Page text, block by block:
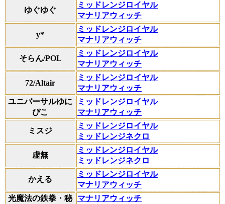
ゆぐゆぐ
ミッドレンジロイヤル
マナリアウィッチ
y*
ミッドレンジロイヤル
マナリアウィッチ
そらん/POL
ミッドレンジロイヤル
マナリアウィッチ
72/Altair
ミッドレンジロイヤル
マナリアウィッチ
ユニバーサルゆに
ぴこ
ミッドレンジロイヤル
マナリアウィッチ
ミスジ
ミッドレンジロイヤル
ミッドレンジネクロ
虚無
ミッドレンジロイヤル
ミッドレンジネクロ
かえる
ミッドレンジロイヤル
マナリアウィッチ
光魔法の鉄拳・秘
マナリアウィッチ